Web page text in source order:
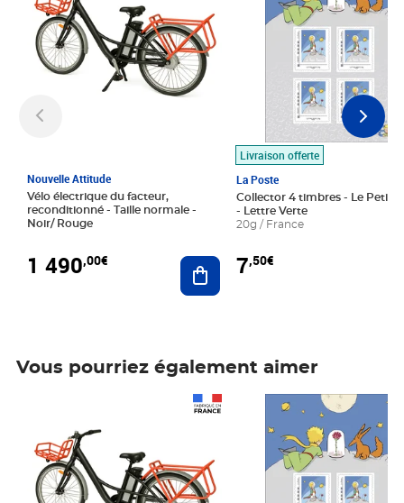
Nouvelle Attitude
Vélo électrique du facteur,
reconditionné - Taille normale -
Noir/ Rouge
1 490,00€ Ajouter au panier
Livraison offerte
La Poste
Collector 4 timbres - Le Petit
- Lettre Verte
20g / France
7,50€
Vous pourriez également aimer
Prix 7,50€